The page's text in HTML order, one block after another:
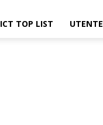
ICT TOP LIST UTENTE